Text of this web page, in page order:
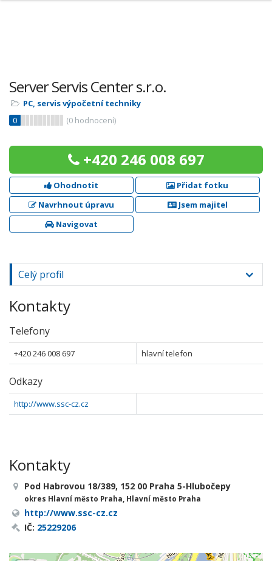
Server Servis Center s.r.o.
PC, servis výpočetní techniky
0
(0 hodnocení)
+420 246 008 697
Ohodnotit
Přidat fotku
Navrhnout úpravu
Jsem majitel
Navigovat
Celý profil
Kontakty
Telefony
+420 246 008 697 hlavní telefon
Odkazy
http://www.ssc-cz.cz
Kontakty
Pod Habrovou 18/389, 152 00 Praha 5-Hlubočepy
okres Hlavní město Praha, Hlavní město Praha
http://www.ssc-cz.cz
IČ: 25229206